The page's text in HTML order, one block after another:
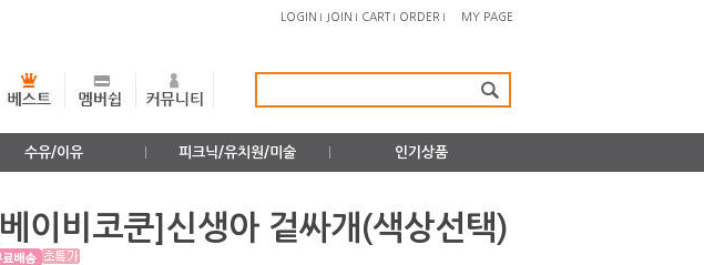
LOGIN JOIN CART ORDER MY PAGE
수유/이유 피크닉/유치원/미술 인기상품
[베이비코쿤]신생아 겉싸개(색상선택)